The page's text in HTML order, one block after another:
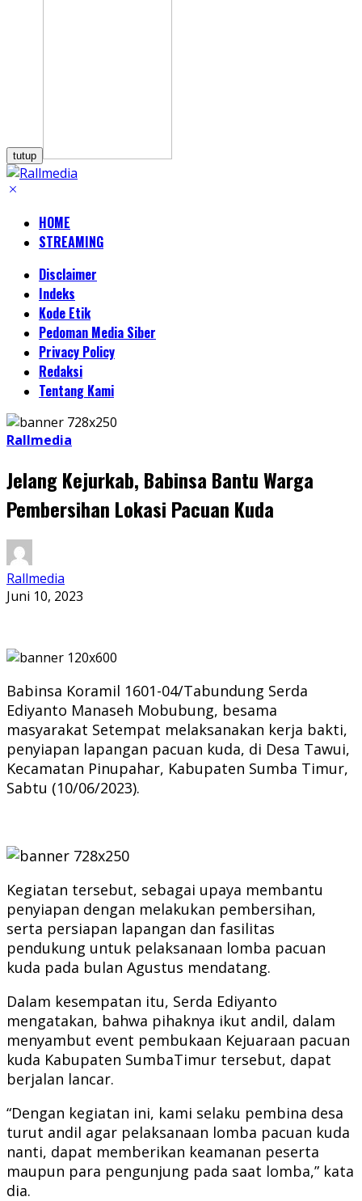
tutup
HOME
STREAMING
Disclaimer
Indeks
Kode Etik
Pedoman Media Siber
Privacy Policy
Redaksi
Tentang Kami
Rallmedia
Jelang Kejurkab, Babinsa Bantu Warga
Pembersihan Lokasi Pacuan Kuda
Rallmedia
Juni 10, 2023
Babinsa Koramil 1601-04/Tabundung Serda
Ediyanto Manaseh Mobubung, besama
masyarakat Setempat melaksanakan kerja bakti,
penyiapan lapangan pacuan kuda, di Desa Tawui,
Kecamatan Pinupahar, Kabupaten Sumba Timur,
Sabtu (10/06/2023).
Kegiatan tersebut, sebagai upaya membantu
penyiapan dengan melakukan pembersihan,
serta persiapan lapangan dan fasilitas
pendukung untuk pelaksanaan lomba pacuan
kuda pada bulan Agustus mendatang.
Dalam kesempatan itu, Serda Ediyanto
mengatakan, bahwa pihaknya ikut andil, dalam
menyambut event pembukaan Kejuaraan pacuan
kuda Kabupaten SumbaTimur tersebut, dapat
berjalan lancar.
“Dengan kegiatan ini, kami selaku pembina desa
turut andil agar pelaksanaan lomba pacuan kuda
nanti, dapat memberikan keamanan peserta
maupun para pengunjung pada saat lomba,” kata
dia.